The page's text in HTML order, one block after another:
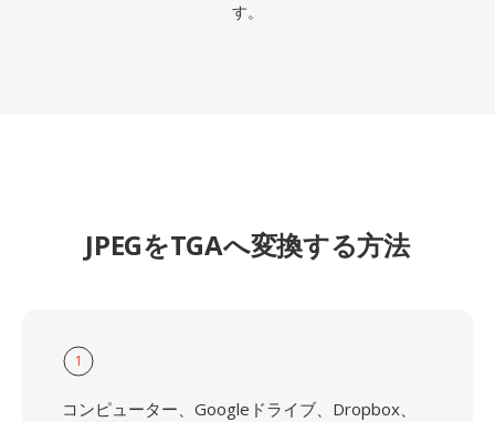
す。
JPEGをTGAへ変換する方法
1
コンピューター、Googleドライブ、Dropbox、